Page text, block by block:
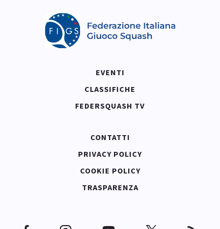
EVENTI
CLASSIFICHE
FEDERSQUASH TV
CONTATTI
PRIVACY POLICY
COOKIE POLICY
TRASPARENZA